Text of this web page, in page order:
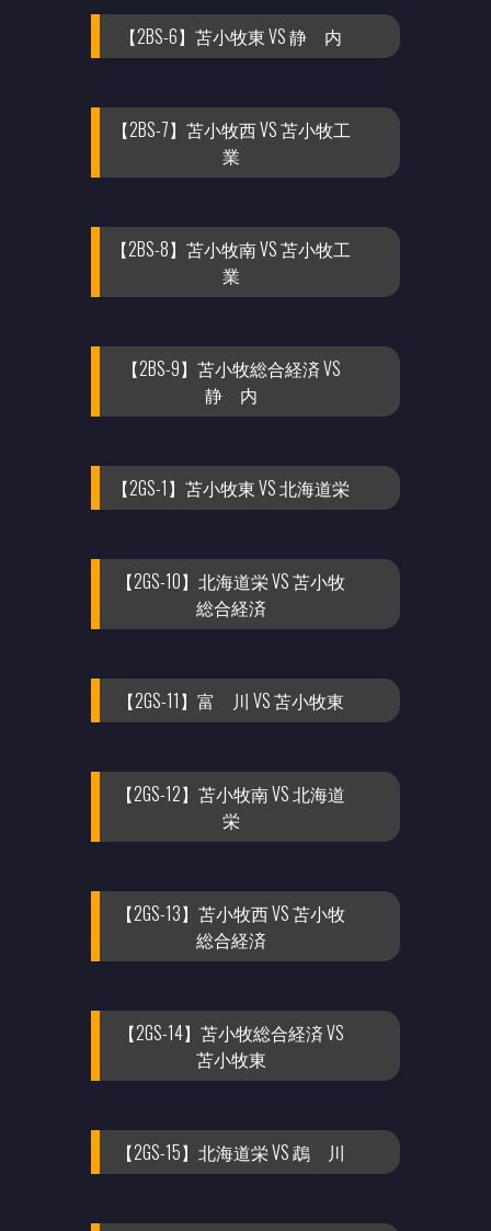
【2BS-6】苫小牧東 VS 静 内
【2BS-7】苫小牧西 VS 苫小牧工
業
【2BS-8】苫小牧南 VS 苫小牧工
業
【2BS-9】苫小牧総合経済 VS
静 内
【2GS-1】苫小牧東 VS 北海道栄
【2GS-10】北海道栄 VS 苫小牧
総合経済
【2GS-11】富 川 VS 苫小牧東
【2GS-12】苫小牧南 VS 北海道
栄
【2GS-13】苫小牧西 VS 苫小牧
総合経済
【2GS-14】苫小牧総合経済 VS
苫小牧東
【2GS-15】北海道栄 VS 鵡 川